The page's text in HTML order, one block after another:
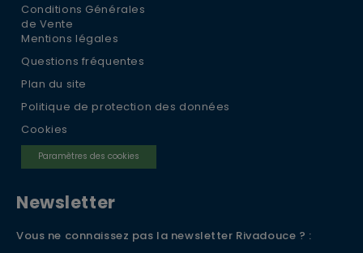
Conditions Générales
de Vente
Mentions légales
Questions fréquentes
Plan du site
Politique de protection des données
Cookies
Paramètres des cookies
Newsletter
Vous ne connaissez pas la newsletter Rivadouce ? :